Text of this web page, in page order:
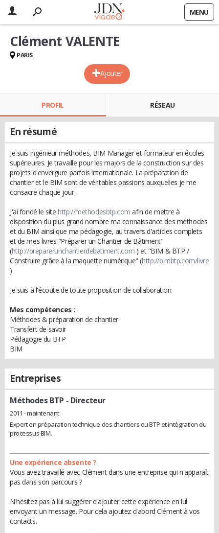
MENU
Ajouter
Clément VALENTE
PARIS
PROFIL RÉSEAU
En résumé
Je suis ingénieur méthodes, BIM Manager et formateur en écoles
supérieures. Je travaille pour les majors de la construction sur des
projets d'envergure parfois internationale. La préparation de
chantier et le BIM sont de véritables passions auxquelles je me
consacre chaque jour.
J'ai fondé le sitehttp://methodesbtp.com afin de mettre à
disposition du plus grand nombre ma connaissance des méthodes
et du BIM ainsi que ma pédagogie, au travers d'articles complets
et de mes livres "Préparer un Chantier de Bâtiment"
(http://preparerunchantierdebatiment.com ) et "BIM & BTP /
Construire grâce à la maquette numérique" (http://bimbtp.com/livre
)
Je suis à l'écoute de toute proposition de collaboration.
Mes compétences :
Méthodes & préparation de chantier
Transfert de savoir
Pédagogie du BTP
BIM
Entreprises
Méthodes BTP - Directeur
2011 - maintenant
Expert en préparation technique des chantiers du BTP et intégration du
processus BIM.
Une expérience absente ?
Vous avez travaillé avec Clément dans une entreprise qui n'apparaît
pas dans son parcours ?
N'hésitez pas à lui suggérer d'ajouter cette expérience en lui
envoyant un message. Pour cela ajoutez d'abord Clément à vos
contacts.